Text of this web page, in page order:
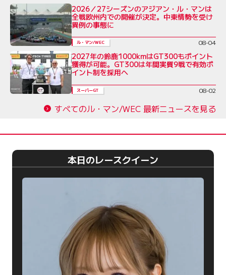
2026／27シーズンのアジアン・ル・マンは
全戦欧州内での開催が決定。中東情勢を受け
異例の事態に
ル・マン/WEC 08-04
2027年の鈴鹿1000kmはGT300もポイント
獲得が可能。GT300は年間実質9戦で有効ポ
イント制を採用へ
スーパーGT 08-02
すべてのル・マン/WEC 最新ニュースを見る
本日のレースクイーン